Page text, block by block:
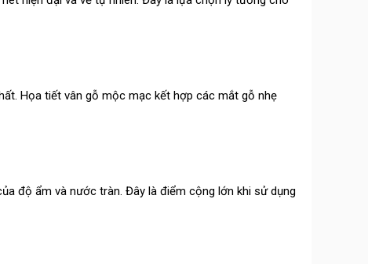
Họa tiết vân gỗ mộc mạc kết hợp các mắt gỗ nhẹ
độ ẩm và nước tràn. Đây là điểm cộng lớn khi sử dụng